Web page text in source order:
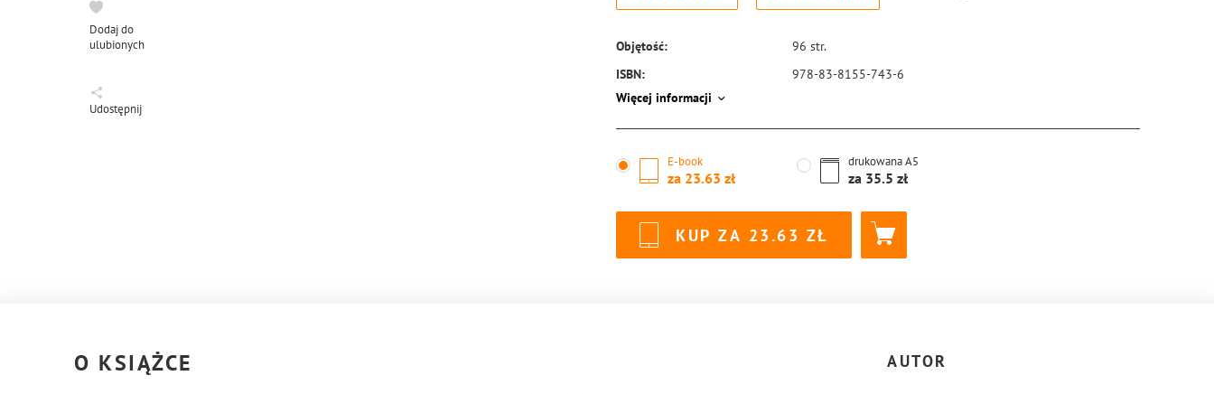
Dodaj do
ulubionych
Udostępnij
Objętość: 96 str.
ISBN:
978-83-8155-743-6
Więcej informacji
E-book
za 23.63
drukowanaA5
za 35.5
KUP ZA 23.63
O KSIĄŻCE AUTOR